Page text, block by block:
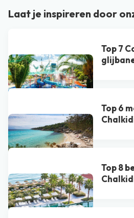
Laat je inspireren door
Top 7
Top 6
Top 8